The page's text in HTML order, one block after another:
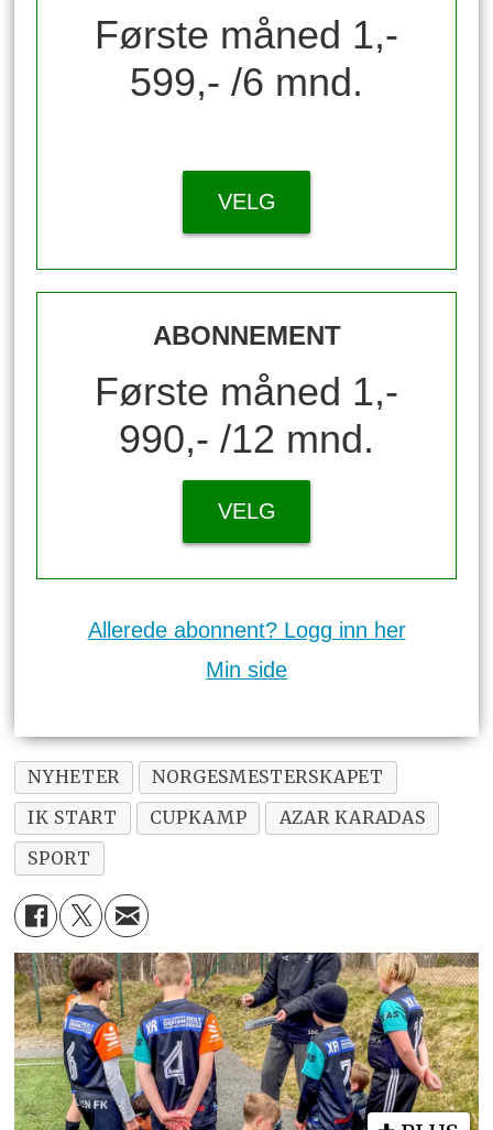
Første måned 1,-
599,- /6 mnd.
VELG
ABONNEMENT
Første måned 1,-
990,- /12 mnd.
VELG
Allerede abonnent? Logg inn her
Min side
NYHETER
NORGESMESTERSKAPET
IK START
CUPKAMP
AZAR KARADAS
SPORT